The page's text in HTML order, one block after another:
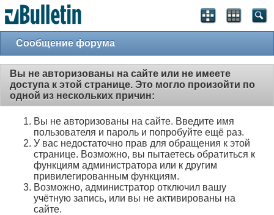
Сообщение форума
Вы не авторизованы на сайте или не имеете
доступа к этой странице. Это могло произойти по
одной из нескольких причин:
Вы не авторизованы на сайте. Введите имя
пользователя и пароль и попробуйте ещё раз.
У вас недостаточно прав для обращения к этой
странице. Возможно, вы пытаетесь обратиться к
функциям администратора или к другим
привилегированным функциям.
Возможно, администратор отключил вашу
учётную запись, или вы не активированы на
сайте.